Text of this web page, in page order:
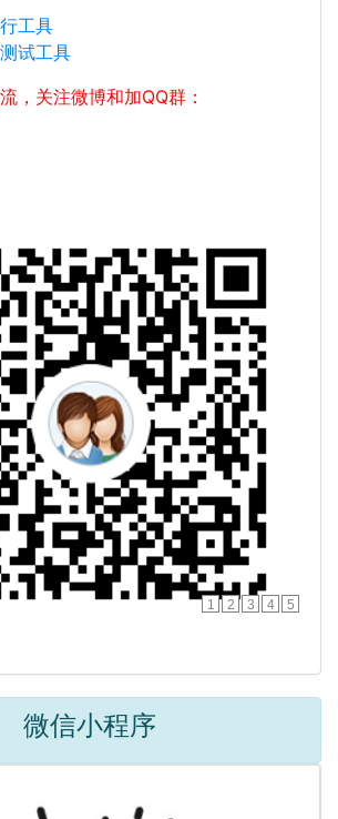
工具
试工具
，关注微博和加QQ群：
1 2 3 4 5
微信小程序